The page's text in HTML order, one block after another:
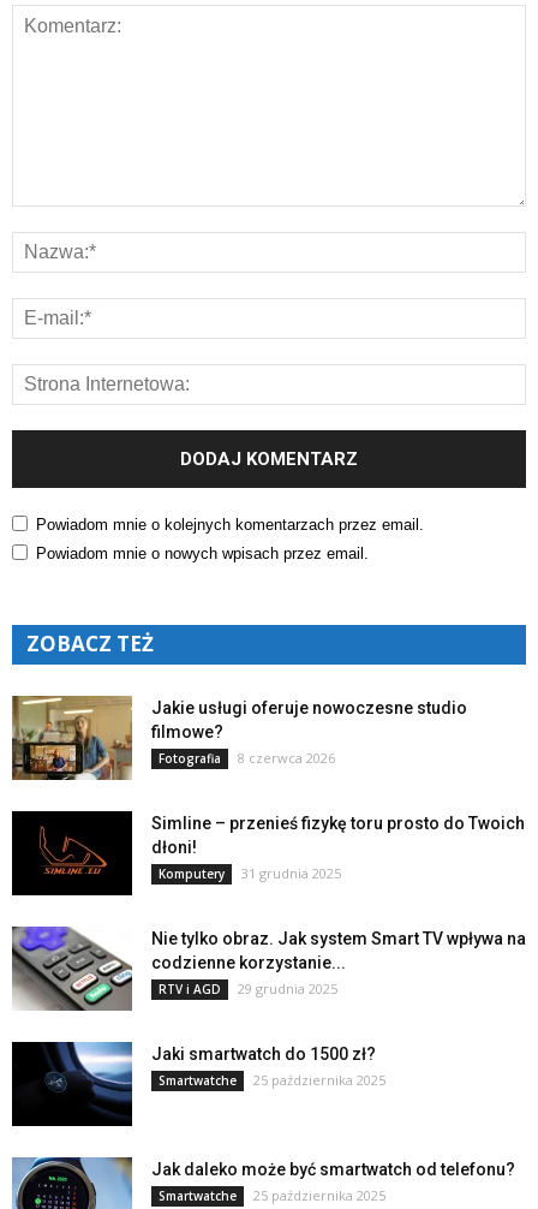
Powiadom mnie o kolejnych komentarzach przez email.
Powiadom mnie o nowych wpisach przez email.
ZOBACZ TEŻ
Jakie usługi oferuje nowoczesne studio
filmowe?
Fotografia 8 czerwca 2026
Simline – przenieś fizykę toru prosto do Twoich
dłoni!
Komputery 31 grudnia 2025
Nie tylko obraz. Jak system Smart TV wpływa na
codzienne korzystanie...
RTV i AGD 29 grudnia 2025
Jaki smartwatch do 1500 zł?
Smartwatche 25 października 2025
Jak daleko może być smartwatch od telefonu?
Smartwatche 25 października 2025